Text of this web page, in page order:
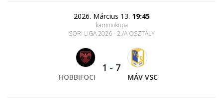
2026. Március 13. 19:45
kaminokupa
SORI LIGA 2026 - 2./A OSZTÁLY
HOBBIFOCI
1 - 7
MÁV VSC